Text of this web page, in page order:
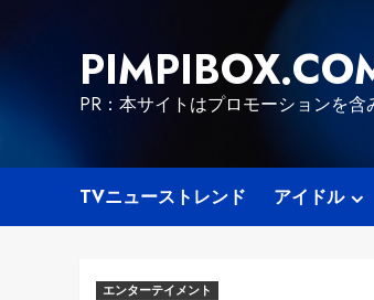
PR：本サイトはプロモーションを含
TVニューストレンド アイドル
エンターテイメント